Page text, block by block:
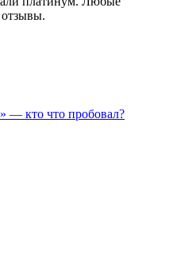
— кто что пробовал?